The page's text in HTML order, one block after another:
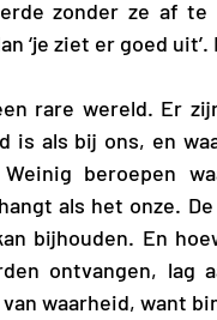
zonder ze af te
‘je ziet er goed
rare wereld. Er
is als bij ons, en
beroepen
als het onze.
bijhouden. En
ontvangen, lag
waarheid, want